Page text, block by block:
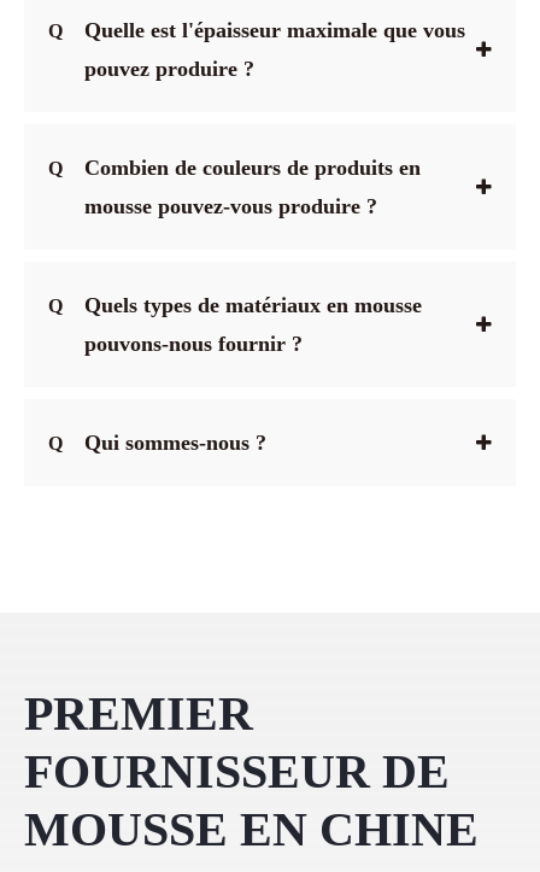
Q
Quelle est l'épaisseur maximale que vous
pouvez produire ?
Q
Combien de couleurs de produits en
mousse pouvez-vous produire ?
Q
Quels types de matériaux en mousse
pouvons-nous fournir ?
Q Qui sommes-nous ?
PREMIER
FOURNISSEUR DE
MOUSSE EN CHINE